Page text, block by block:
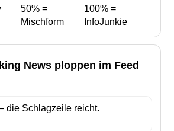
50% =
Mischform
100% =
InfoJunkie
News ploppen im Feed
die Schlagzeile reicht.